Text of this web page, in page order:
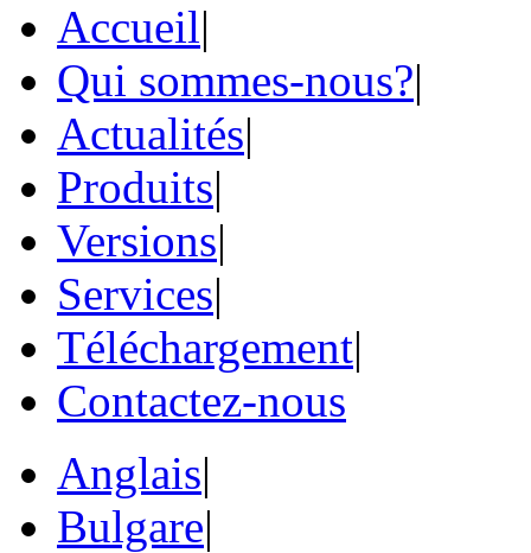
Accueil|
Qui sommes-nous?|
Actualités|
Produits|
Versions|
Services|
Téléchargement|
Contactez-nous
Anglais|
Bulgare|